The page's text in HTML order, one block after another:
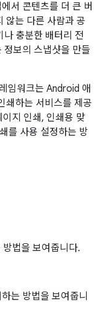
서 콘텐츠를 더 큰 버
않는 다른 사람과 공
나 충분한 배터리 전
정보의 스냅샷을 만들
임워크는 Android 애
쇄하는 서비스를 제공
지 인쇄, 인쇄용 맞
를 사용 설정하는 방
법을 보여줍니다.
는 방법을 보여줍니